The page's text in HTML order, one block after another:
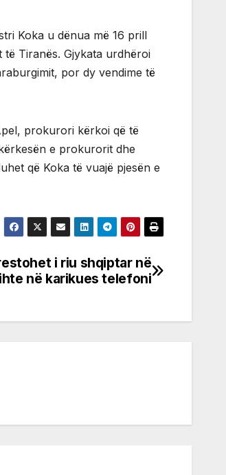
Koka u dënua më 16 prill
Tiranës. Gjykata urdhëroi
por dy vendime të
prokurori kërkoi që të
e prokurorit dhe
që Koka të vuajë pjesën e
i riu shqiptar në
në karikues telefoni